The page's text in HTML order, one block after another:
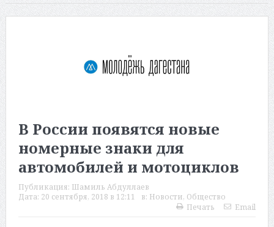
В России появятся новые
номерные знаки для
автомобилей и мотоциклов
Публикация: Шамиль Абдуллаев
Дата: 20 сентября, 2018 в 12:11 в: Новости, Общество
Печать
Email